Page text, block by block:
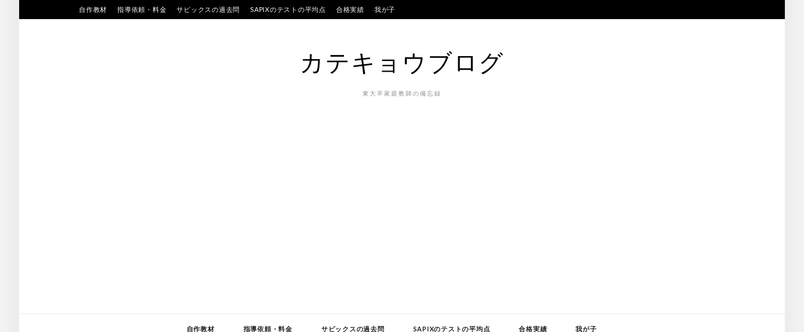
to
自作教材 指導依頼・料金 サピックスの過去問 SAPIXのテストの平均点 合格実績 我が子
カテキョウブログ
東大卒家庭教師の備忘録
自作教材 指導依頼・料金 サピックスの過去問 SAPIXのテストの平均点 合格実績 我が子